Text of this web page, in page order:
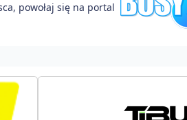
powołaj się na portal